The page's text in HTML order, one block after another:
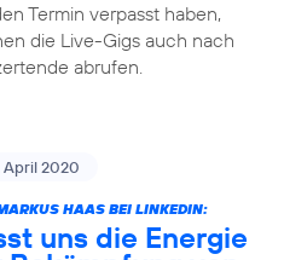
Termin verpasst haben,
die Live-Gigs auch nach
abrufen.
April 2020
HAAS BEI LINKEDIN:
uns die Energie